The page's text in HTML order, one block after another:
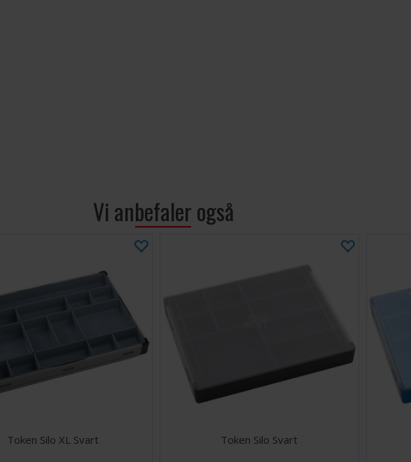
Vi anbefaler også
Token Silo XL Svart Token Silo Svart